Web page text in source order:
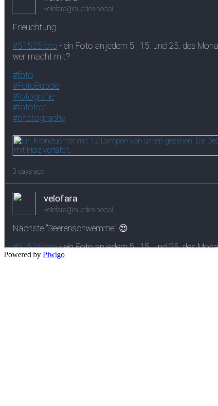
Powered by Piwigo